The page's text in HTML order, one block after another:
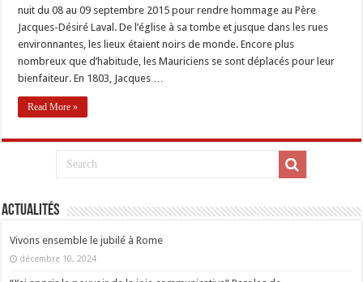
nuit du 08 au 09 septembre 2015 pour rendre hommage au Père
Jacques-Désiré Laval. De l’église à sa tombe et jusque dans les rues
environnantes, les lieux étaient noirs de monde. Encore plus
nombreux que d’habitude, les Mauriciens se sont déplacés pour leur
bienfaiteur. En 1803, Jacques …
Read More »
Actualités
Vivons ensemble le jubilé à Rome
décembre 10, 2024